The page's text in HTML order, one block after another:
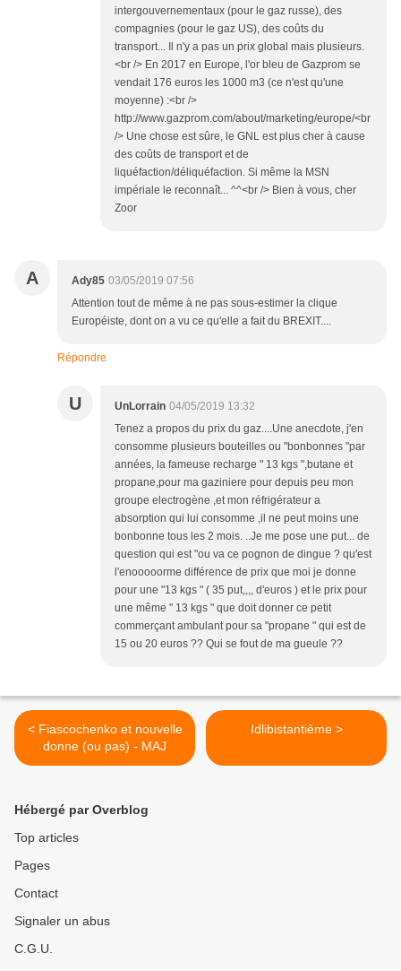
intergouvernementaux (pour le gaz russe), des
compagnies (pour le gaz US), des coûts du
transport... Il n'y a pas un prix global mais plusieurs.
<br /> En 2017 en Europe, l'or bleu de Gazprom se
vendait 176 euros les 1000 m3 (ce n'est qu'une
moyenne) :<br />
http://www.gazprom.com/about/marketing/europe/<br
/> Une chose est sûre, le GNL est plus cher à cause
des coûts de transport et de
liquéfaction/déliquéfaction. Si même la MSN
impériale le reconnaît... ^^<br /> Bien à vous, cher
Zoor
A Ady85 03/05/2019 07:56
Attention tout de même à ne pas sous-estimer la clique
Européiste, dont on a vu ce qu'elle a fait du BREXIT....
Répondre
U UnLorrain 04/05/2019 13:32
Tenez a propos du prix du gaz....Une anecdote, j'en
consomme plusieurs bouteilles ou "bonbonnes "par
années, la fameuse recharge " 13 kgs ",butane et
propane,pour ma gaziniere pour depuis peu mon
groupe electrogène ,et mon réfrigérateur a
absorption qui lui consomme ,il ne peut moins une
bonbonne tous les 2 mois. ..Je me pose une put... de
question qui est "ou va ce pognon de dingue ? qu'est
l'enooooorme différence de prix que moi je donne
pour une "13 kgs " ( 35 put,,,, d'euros ) et le prix pour
une même " 13 kgs " que doit donner ce petit
commerçant ambulant pour sa "propane " qui est de
15 ou 20 euros ?? Qui se fout de ma gueule ??
< Fiascochenko et nouvelle
donne (ou pas) - MAJ
Idlibistantième >
Hébergé par Overblog
Top articles
Pages
Contact
Signaler un abus
C.G.U.